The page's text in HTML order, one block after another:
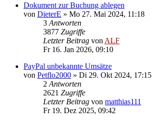
Dokument zur Buchung ablegen
von DieterE » Mo 27. Mai 2024, 11:18
3 Antworten
3877 Zugriffe
Letzter Beitrag von ALF
Fr 16. Jan 2026, 09:10
PayPal unbekannte Umsätze
von Petflo2000 » Di 29. Okt 2024, 17:15
2 Antworten
2621 Zugriffe
Letzter Beitrag von matthias111
Fr 19. Dez 2025, 09:42